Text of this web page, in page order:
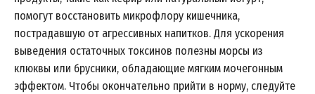
помогут восстановить микрофлору кишечника,
пострадавшую от агрессивных напитков. Для ускорения
выведения остаточных токсинов полезны морсы из
клюквы или брусники, обладающие мягким мочегонным
эффектом. Чтобы окончательно прийти в норму, следуйте